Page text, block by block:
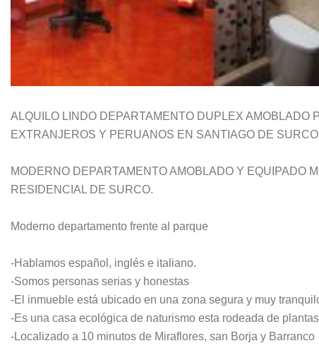
ALQUILO LINDO DEPARTAMENTO DUPLEX AMOBLADO
EXTRANJEROS Y PERUANOS EN SANTIAGO DE SURCO
MODERNO DEPARTAMENTO AMOBLADO Y EQUIPADO
RESIDENCIAL DE SURCO.
Moderno departamento frente al parque
-Hablamos español, inglés e italiano.
-Somos personas serias y honestas
-El inmueble está ubicado en una zona segura y muy
-Es una casa ecológica de naturismo esta rodeada de
-Localizado a 10 minutos de Miraflores, san Borja y Barranco